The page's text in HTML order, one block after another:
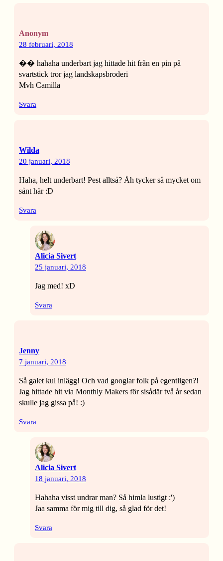
Anonym
28 februari, 2018
�� hahaha underbart jag hittade hit från en pin på
svartstick tror jag landskapsbroderi
Mvh Camilla
Svara
Wilda
20 januari, 2018
Haha, helt underbart! Pest alltså? Åh tycker så mycket om
sånt här :D
Svara
Alicia Sivert
25 januari, 2018
Jag med! xD
Svara
Jenny
7 januari, 2018
Så galet kul inlägg! Och vad googlar folk på egentligen?!
Jag hittade hit via Monthly Makers för sisådär två år sedan
skulle jag gissa på! :)
Svara
Alicia Sivert
18 januari, 2018
Hahaha visst undrar man? Så himla lustigt :')
Jaa samma för mig till dig, så glad för det!
Svara